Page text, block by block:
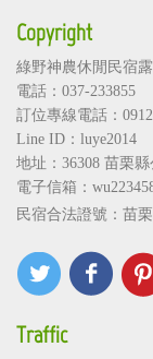
Copyright
綠野神農休閒民宿
電話：037-233855
訂位專線電話：
Line ID：luye2014
地址：36308 苗栗縣
電子信箱：
民宿合法證號：苗
Traffic